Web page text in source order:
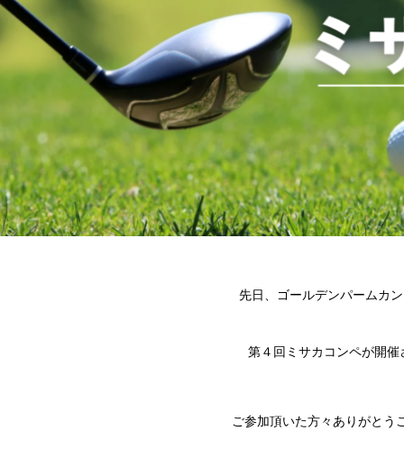
先日、ゴールデンパームカ
第４回ミサカコンペが開催
ご参加頂いた方々ありがとう